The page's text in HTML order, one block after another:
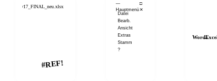
kosten_v17_FINAL_neu.xlsx
#REF!
—
Hauptmenü
□
✕
Datei
Bearb.
Ansicht
Extras
Stamm
?
Word↔